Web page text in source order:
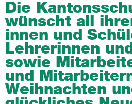
Die
wünscht all
innen und
Lehrer­innen
sowie
und
Weih­nachten